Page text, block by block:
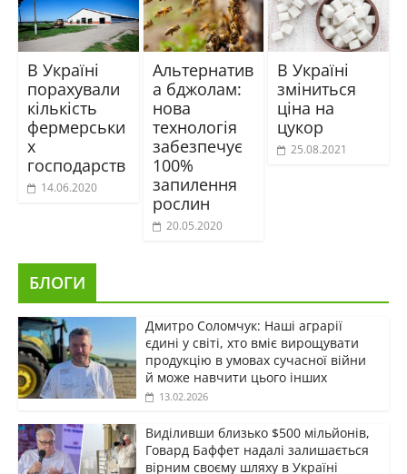
В Україні
порахували
кількість
фермерськи
х
господарств
14.06.2020
Альтернатив
а бджолам:
нова
технологія
забезпечує
100%
запилення
рослин
20.05.2020
В Україні
зміниться
ціна на
цукор
25.08.2021
БЛОГИ
Дмитро Соломчук: Наші аграрії
єдині у світі, хто вміє вирощувати
продукцію в умовах сучасної війни
й може навчити цього інших
13.02.2026
Виділивши близько $500 мільйонів,
Говард Баффет надалі залишається
вірним своєму шляху в Україні